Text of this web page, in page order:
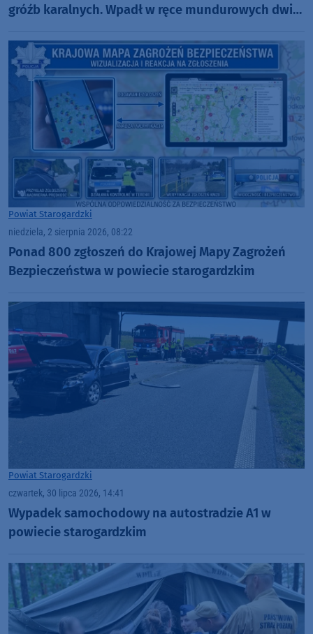
gróźb karalnych. Wpadł w ręce mundurowych dwie
Powiat Starogardzki
niedziela, 2 sierpnia 2026, 08:22
Ponad 800 zgłoszeń do Krajowej Mapy Zagrożeń
Bezpieczeństwa w powiecie starogardzkim
Powiat Starogardzki
czwartek, 30 lipca 2026, 14:41
Wypadek samochodowy na autostradzie A1 w
powiecie starogardzkim